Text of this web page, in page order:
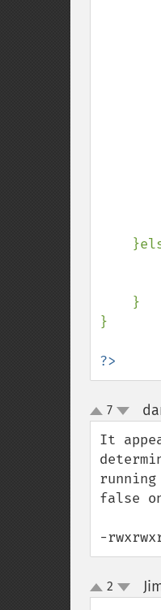
}
?>
up
down
7
It
false
-
up
down
2